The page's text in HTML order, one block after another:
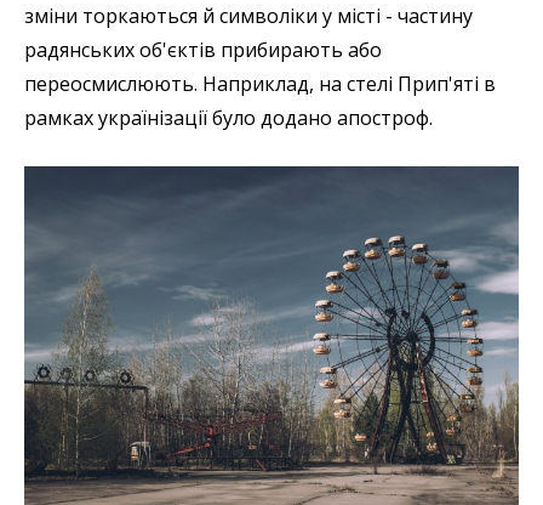
зміни торкаються й символіки у місті - частину
радянських об'єктів прибирають або
переосмислюють. Наприклад, на стелі Прип'яті в
рамках українізації було додано апостроф.